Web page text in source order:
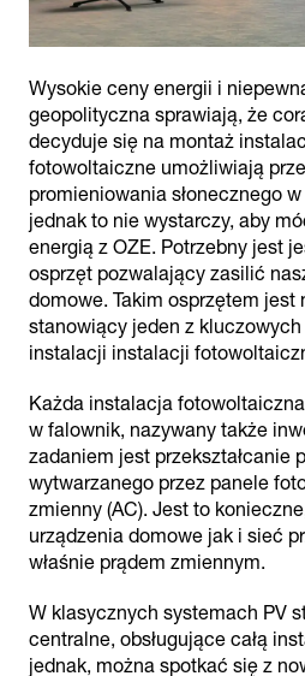
Wysokie ceny energii i
geopolityczna sprawiają, że
decyduje się na montaż
fotowoltaiczne umożliwiają
promieniowania słonecznego
jednak to nie wystarczy, aby
energią z OZE. Potrzebny jest
osprzęt pozwalający zasilić
domowe. Takim osprzętem jest
stanowiący jeden z kluczowych
instalacji instalacji
Każda instalacja
w falownik, nazywany także
zadaniem jest przekształcanie
wytwarzanego przez panele
zmienny (AC). Jest to
urządzenia domowe jak i sieć
właśnie prądem zmiennym.
W klasycznych systemach PV
centralne, obsługujące całą
jednak, można spotkać się z